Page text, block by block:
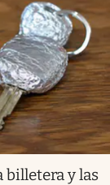
billetera y las